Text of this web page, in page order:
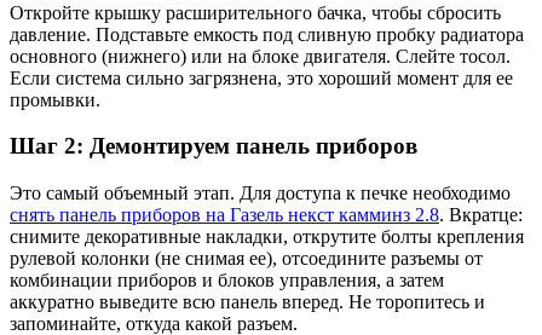
Откройте крышку расширительного бачка, чтобы сбросить
давление. Подставьте емкость под сливную пробку радиатора
основного (нижнего) или на блоке двигателя. Слейте тосол.
Если система сильно загрязнена, это хороший момент для ее
промывки.
Шаг 2: Демонтируем панель приборов
Это самый объемный этап. Для доступа к печке необходимо
снять панель приборов на Газель некст камминз 2.8. Вкратце:
снимите декоративные накладки, открутите болты крепления
рулевой колонки (не снимая ее), отсоедините разъемы от
комбинации приборов и блоков управления, а затем
аккуратно выведите всю панель вперед. Не торопитесь и
запоминайте, откуда какой разъем.